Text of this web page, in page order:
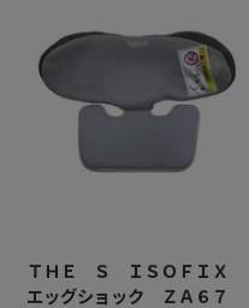
ＴＨＥ Ｓ ＩＳＯＦＩＸ
エッグショック ＺＡ６７